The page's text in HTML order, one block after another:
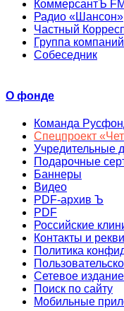
КоммерсантЪ FM
Радио «Шансон»
Частный
Группа
Собеседник
О фонде
Команда
Спецпроект
Учредительные
Подарочные
Баннеры
Видео
PDF-архив Ъ
PDF
Российские
Контакты и
Политика
Сетевое
Поиск по сайту
Мобильные